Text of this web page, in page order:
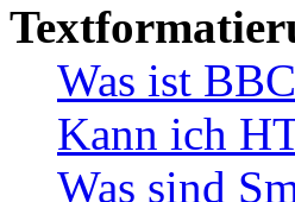
Was ist
Kann ich
Was sind